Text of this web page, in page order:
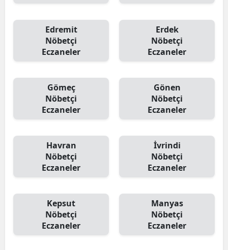
Edremit
Nöbetçi
Eczaneler
Erdek
Nöbetçi
Eczaneler
Gömeç
Nöbetçi
Eczaneler
Gönen
Nöbetçi
Eczaneler
Havran
Nöbetçi
Eczaneler
İvrindi
Nöbetçi
Eczaneler
Kepsut
Nöbetçi
Eczaneler
Manyas
Nöbetçi
Eczaneler